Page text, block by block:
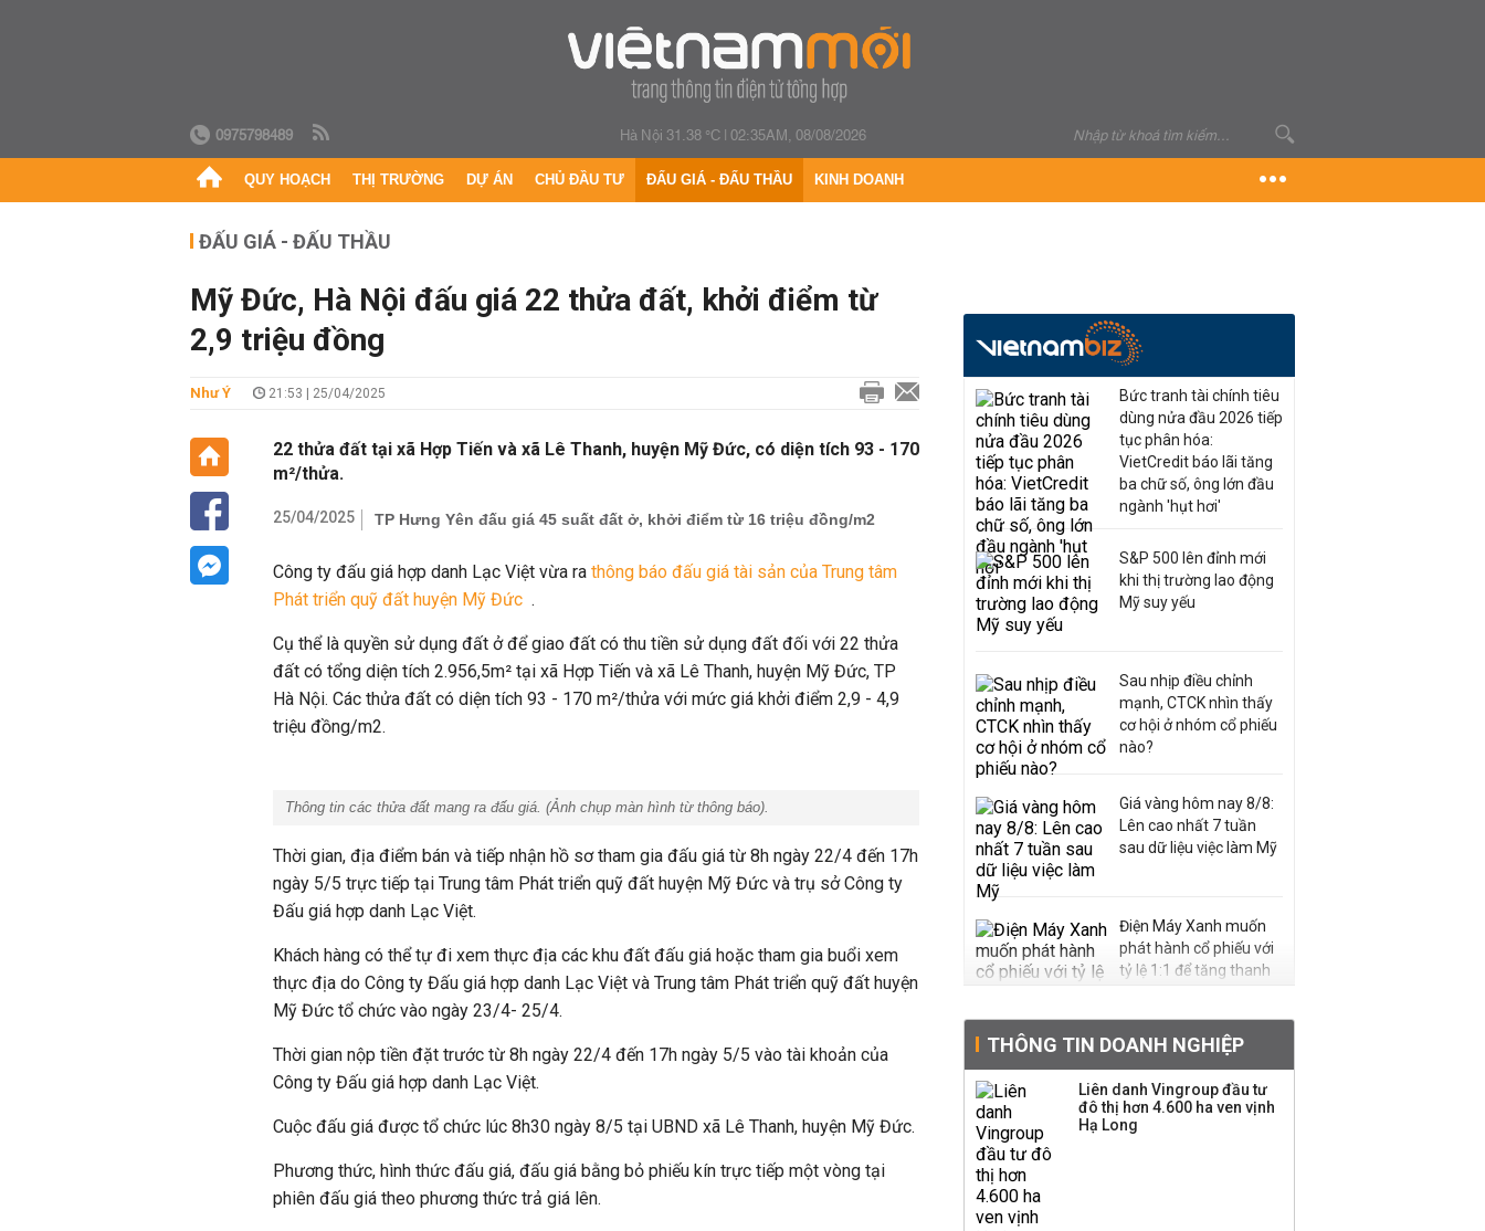
0975798489 Hà Nội 31.38 °C|02:35AM, 08/08/2026
QUY HOẠCH THỊ TRƯỜNG DỰ ÁN CHỦ ĐẦU TƯ ĐẤU GIÁ - ĐẤU THẦU KINH DOANH
ĐẤU GIÁ - ĐẤU THẦU
Mỹ Đức, Hà Nội đấu giá 22 thửa đất, khởi điểm từ
2,9 triệu đồng
Như Ý 21:53 | 25/04/2025
22 thửa đất tại xã Hợp Tiến và xã Lê Thanh, huyện Mỹ Đức, có diện tích 93 - 170
m²/thửa.
25/04/2025 TP Hưng Yên đấu giá 45 suất đất ở, khởi điểm từ 16 triệu đồng/m2
Công ty đấu giá hợp danh Lạc Việt vừa ra thông báo đấu giá tài sản của Trung tâm
Phát triển quỹ đất huyện Mỹ Đức .
Cụ thể là quyền sử dụng đất ở để giao đất có thu tiền sử dụng đất đối với 22 thửa
đất có tổng diện tích 2.956,5m² tại xã Hợp Tiến và xã Lê Thanh, huyện Mỹ Đức, TP
Hà Nội. Các thửa đất có diện tích 93 - 170 m²/thửa với mức giá khởi điểm 2,9 - 4,9
triệu đồng/m2.
Thông tin các thửa đất mang ra đấu giá. (Ảnh chụp màn hình từ thông báo).
Thời gian, địa điểm bán và tiếp nhận hồ sơ tham gia đấu giá từ 8h ngày 22/4 đến 17h
ngày 5/5 trực tiếp tại Trung tâm Phát triển quỹ đất huyện Mỹ Đức và trụ sở Công ty
Đấu giá hợp danh Lạc Việt.
Khách hàng có thể tự đi xem thực địa các khu đất đấu giá hoặc tham gia buổi xem
thực địa do Công ty Đấu giá hợp danh Lạc Việt và Trung tâm Phát triển quỹ đất huyện
Mỹ Đức tổ chức vào ngày 23/4- 25/4.
Thời gian nộp tiền đặt trước từ 8h ngày 22/4 đến 17h ngày 5/5 vào tài khoản của
Công ty Đấu giá hợp danh Lạc Việt.
Cuộc đấu giá được tổ chức lúc 8h30 ngày 8/5 tại UBND xã Lê Thanh, huyện Mỹ Đức.
Phương thức, hình thức đấu giá, đấu giá bằng bỏ phiếu kín trực tiếp một vòng tại
phiên đấu giá theo phương thức trả giá lên.
Bức tranh tài chính tiêu
dùng nửa đầu 2026 tiếp
tục phân hóa:
VietCredit báo lãi tăng
ba chữ số, ông lớn đầu
ngành 'hụt hơi'
S&P 500 lên đỉnh mới
khi thị trường lao động
Mỹ suy yếu
Sau nhịp điều chỉnh
mạnh, CTCK nhìn thấy
cơ hội ở nhóm cổ phiếu
nào?
Giá vàng hôm nay 8/8:
Lên cao nhất 7 tuần
sau dữ liệu việc làm Mỹ
Điện Máy Xanh muốn
phát hành cổ phiếu với
tỷ lệ 1:1 để tăng thanh
Quy hoạch 4 khu lấn
biển ở Phú Quốc
THÔNG TIN DOANH NGHIỆP
Liên danh Vingroup đầu tư
đô thị hơn 4.600 ha ven vịnh
Hạ Long